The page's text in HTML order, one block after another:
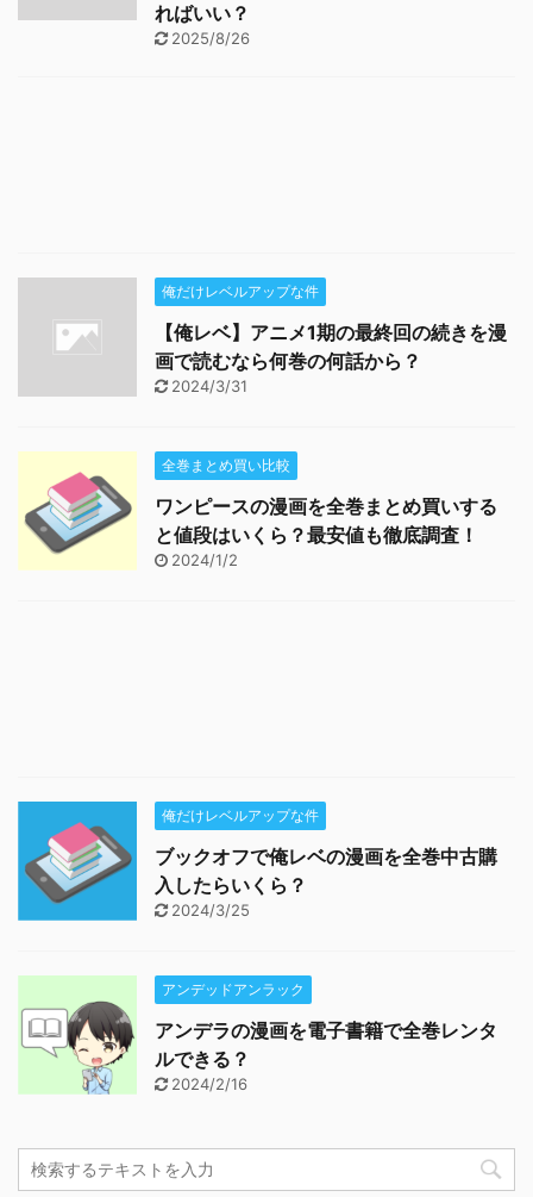
ればいい？
2025/8/26
俺だけレベルアップな件
【俺レベ】アニメ1期の最終回の続きを漫
画で読むなら何巻の何話から？
2024/3/31
全巻まとめ買い比較
ワンピースの漫画を全巻まとめ買いする
と値段はいくら？最安値も徹底調査！
2024/1/2
俺だけレベルアップな件
ブックオフで俺レベの漫画を全巻中古購
入したらいくら？
2024/3/25
アンデッドアンラック
アンデラの漫画を電子書籍で全巻レンタ
ルできる？
2024/2/16